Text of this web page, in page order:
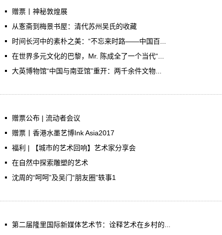
赠票丨神秘敦煌展
从愙斋到梅景书屋：清代苏州吴氏的收藏
时间长河中的素朴之美：“不忘来时路——中国百...
在世界多元文化的巴黎，Mr. 陈成全了一个当代“...
大英博物馆“中国与南亚馆”重开：两千余件文物...
赠票公布 | 流动者会议
赠票丨香港水墨艺博Ink Asia2017
福利 | 【城市的艺术回响】艺术家分享会
在自然中探索雕塑的艺术
沈周的“呵呵”及吴门“朋友圈”轶事1
第二届隆里国际新媒体艺术节：诠释艺术在乡村的...